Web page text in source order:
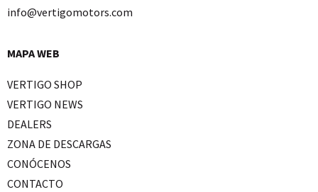
info@vertigomotors.com
MAPA WEB
VERTIGO SHOP
VERTIGO NEWS
DEALERS
ZONA DE DESCARGAS
CONÓCENOS
CONTACTO